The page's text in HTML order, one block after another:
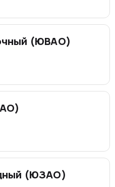
(ЮВАО)
(ЮЗАО)